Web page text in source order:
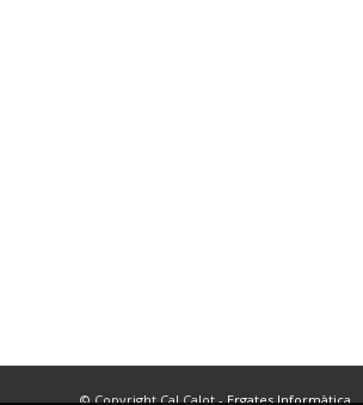
© Copyright Cal Calot -Ergates Informàtica